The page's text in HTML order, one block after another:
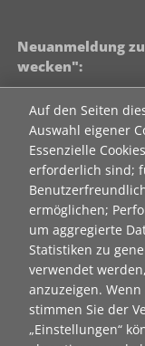
Auf den Seiten
Auswahl eigener
Essenzielle
erforderlich sind;
ermöglichen;
um aggregierte
Statistiken zu
verwendet
anzuzeigen. Wenn
stimmen Sie der
„Einstellungen“
Neuanmeldung
wecken":
Contact 1
Anrede
Titel
Vorname
Nachname